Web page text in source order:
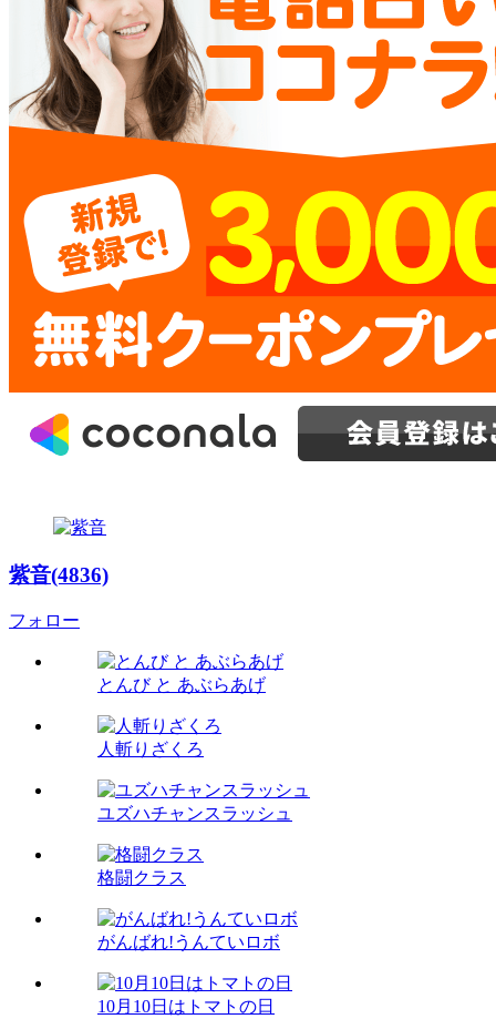
紫音(4836)
フォロー
とんび と あぶらあげ
人斬りざくろ
ユズハチャンスラッシュ
格闘クラス
がんばれ!うんていロボ
10月10日はトマトの日